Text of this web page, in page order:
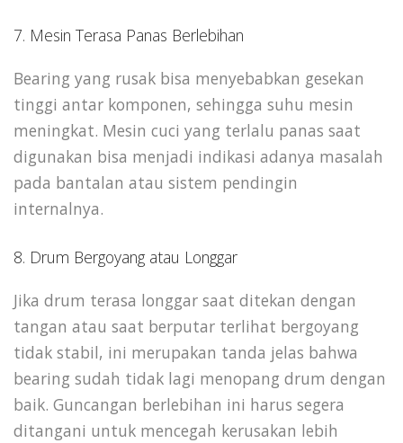
7. Mesin Terasa Panas Berlebihan
Bearing yang rusak bisa menyebabkan gesekan
tinggi antar komponen, sehingga suhu mesin
meningkat. Mesin cuci yang terlalu panas saat
digunakan bisa menjadi indikasi adanya masalah
pada bantalan atau sistem pendingin
internalnya.
8. Drum Bergoyang atau Longgar
Jika drum terasa longgar saat ditekan dengan
tangan atau saat berputar terlihat bergoyang
tidak stabil, ini merupakan tanda jelas bahwa
bearing sudah tidak lagi menopang drum dengan
baik. Guncangan berlebihan ini harus segera
ditangani untuk mencegah kerusakan lebih